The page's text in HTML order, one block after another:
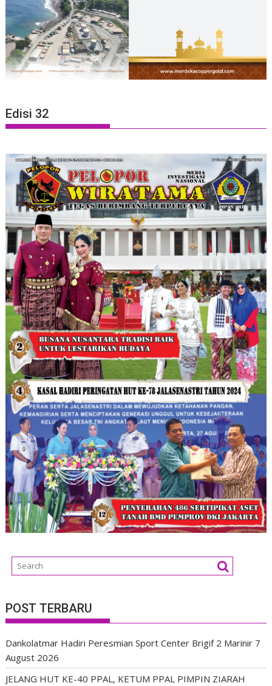
Edisi 32
POST TERBARU
Dankolatmar Hadiri Peresmian Sport Center Brigif 2 Marinir 7
August 2026
JELANG HUT KE-40 PPAL, KETUM PPAL PIMPIN ZIARAH